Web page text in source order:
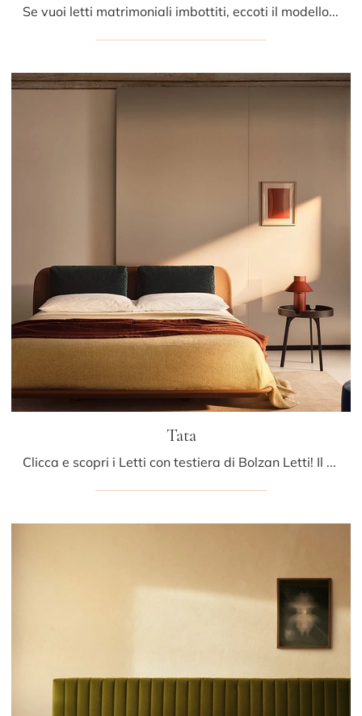
Se vuoi letti matrimoniali imbottiti, eccoti il modello Ventesimo LUX in pelle per arricchire la camera da letto.
Tata
Clicca e scopri i Letti con testiera di Bolzan Letti! Il modello Tata in pelle ti sta aspettando nelle versioni matrimoniali.